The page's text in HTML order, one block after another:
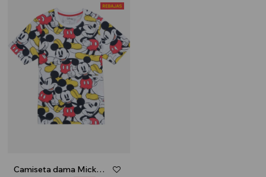
Camiseta dama Mickey - Blanco